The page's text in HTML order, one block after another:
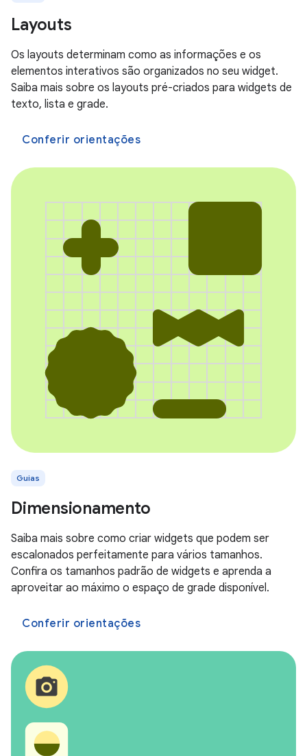
Layouts
Os layouts determinam como as informações e os
elementos interativos são organizados no seu widget.
Saiba mais sobre os layouts pré-criados para widgets de
texto, lista e grade.
Conferir orientações
Guias
Dimensionamento
Saiba mais sobre como criar widgets que podem ser
escalonados perfeitamente para vários tamanhos.
Confira os tamanhos padrão de widgets e aprenda a
aproveitar ao máximo o espaço de grade disponível.
Conferir orientações